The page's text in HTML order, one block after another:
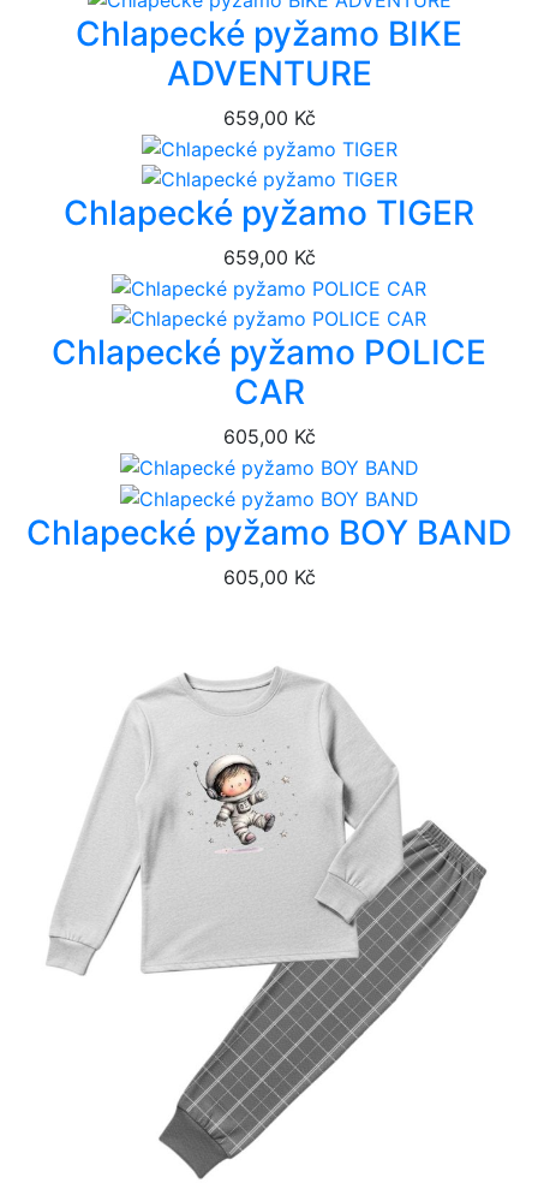
Chlapecké pyžamo BIKE
ADVENTURE
659,00 Kč
Chlapecké pyžamo TIGER
659,00 Kč
Chlapecké pyžamo POLICE
CAR
605,00 Kč
Chlapecké pyžamo BOY BAND
605,00 Kč